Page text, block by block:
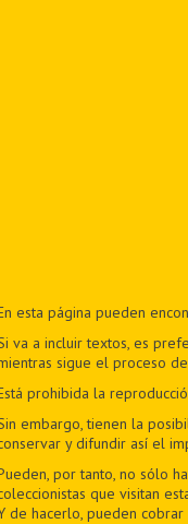
esta página pueden
va a incluir textos, es
sigue el proceso
prohibida la
embargo, tienen la
y difundir así el
por tanto, no sólo
que visitan
de hacerlo, pueden